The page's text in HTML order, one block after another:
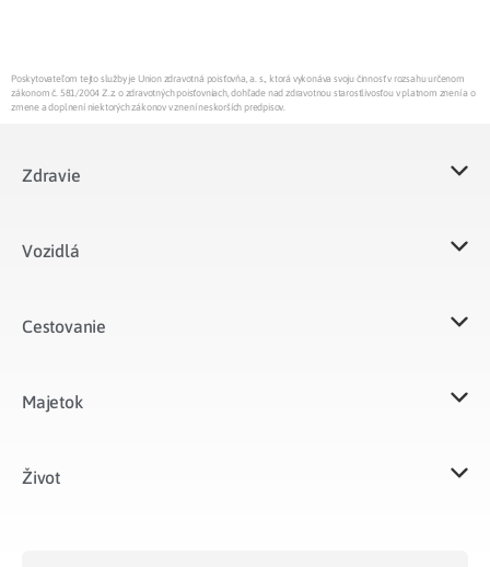
Poskytovateľom tejto služby je Union zdravotná poisťovňa, a. s., ktorá vykonáva svoju činnosť v rozsahu určenom
zákonom č. 581/2004 Z.z. o zdravotných poisťovniach, dohľade nad zdravotnou starostlivosťou v platnom znení a o
zmene a doplnení niektorých zákonov v znení neskorších predpisov.
Zdravie
Vozidlá​
Cestovanie
Majetok​
Život​